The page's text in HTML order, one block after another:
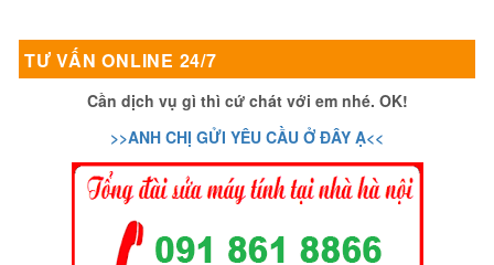
TƯ VẤN ONLINE 24/7
Cần dịch vụ gì thì cứ chát với em nhé. OK!
>>ANH CHỊ GỬI YÊU CẦU Ở ĐÂY Ạ<<